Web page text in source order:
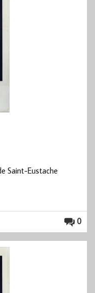
Saint-Eustache
0